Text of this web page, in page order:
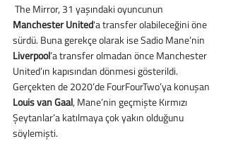
The Mirror, 31 yaşındaki oyuncunun
Manchester United'a transfer olabileceğini öne
sürdü. Buna gerekçe olarak ise Sadio Mane’nin
Liverpool’a transfer olmadan önce Manchester
United’ın kapısından dönmesi gösterildi.
Gerçekten de 2020’de FourFourTwo’ya konuşan
Louis van Gaal, Mane’nin geçmişte Kırmızı
Şeytanlar’a katılmaya çok yakın olduğunu
söylemişti.